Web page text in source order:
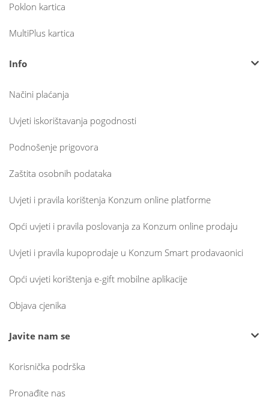
Poklon kartica
MultiPlus kartica
Info
Načini plaćanja
Uvjeti iskorištavanja pogodnosti
Podnošenje prigovora
Zaštita osobnih podataka
Uvjeti i pravila korištenja Konzum online platforme
Opći uvjeti i pravila poslovanja za Konzum online prodaju
Uvjeti i pravila kupoprodaje u Konzum Smart prodavaonici
Opći uvjeti korištenja e-gift mobilne aplikacije
Objava cjenika
Javite nam se
Korisnička podrška
Pronađite nas